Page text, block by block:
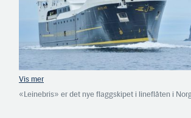
«Leinebris» er det nye flaggskipet i lineflåten i